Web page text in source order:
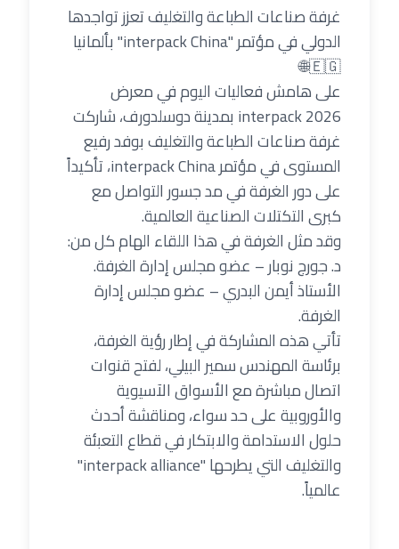
غرفة صناعات الطباعة والتغليف تعزز تواجدها
الدولي في مؤتمر "interpack China" بألمانيا
🇪🇬🌐
على هامش فعاليات اليوم في معرض
interpack 2026 بمدينة دوسلدورف، شاركت
غرفة صناعات الطباعة والتغليف بوفد رفيع
المستوى في مؤتمر interpack China، تأكيداً
على دور الغرفة في مد جسور التواصل مع
كبرى التكتلات الصناعية العالمية.
وقد مثل الغرفة في هذا اللقاء الهام كل من:
د. جورج نوبار – عضو مجلس إدارة الغرفة.
الأستاذ أيمن البدري – عضو مجلس إدارة
الغرفة.
تأتي هذه المشاركة في إطار رؤية الغرفة،
برئاسة المهندس سمير البيلي، لفتح قنوات
اتصال مباشرة مع الأسواق الآسيوية
والأوروبية على حد سواء، ومناقشة أحدث
حلول الاستدامة والابتكار في قطاع التعبئة
والتغليف التي يطرحها "interpack alliance"
عالمياً.